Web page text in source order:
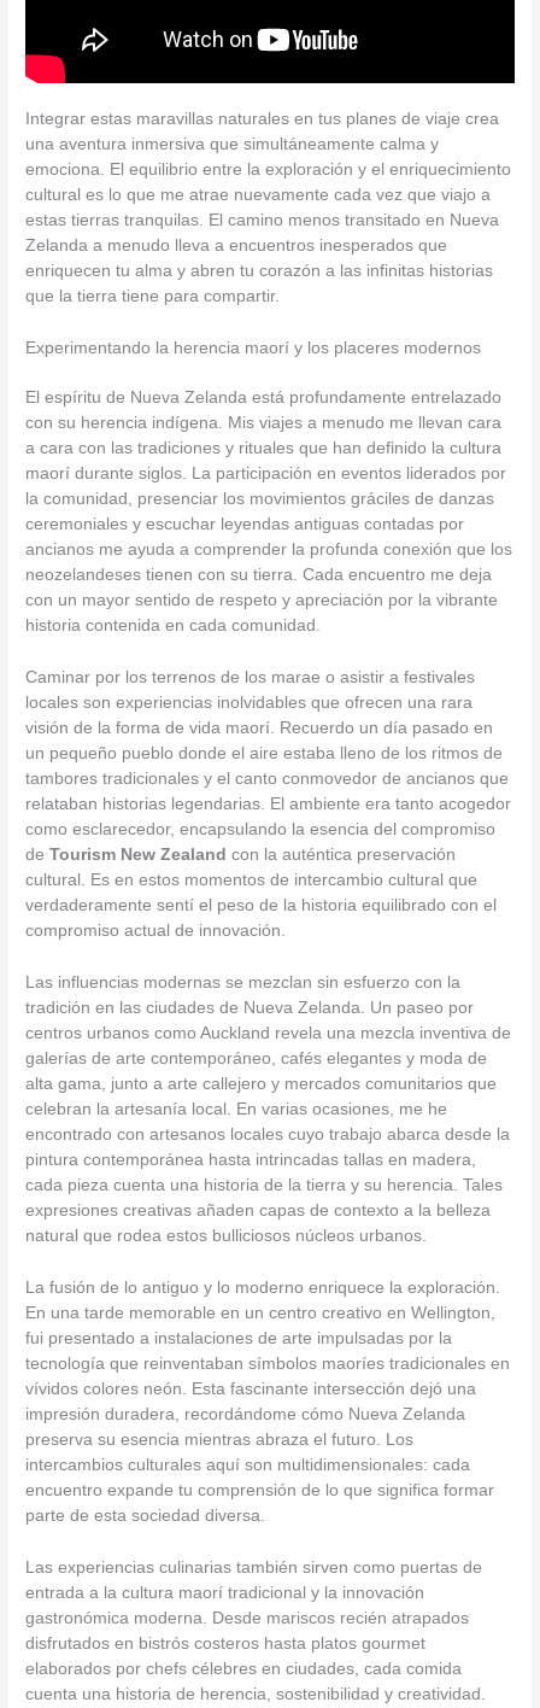
Integrar estas maravillas naturales en tus planes de viaje crea
una aventura inmersiva que simultáneamente calma y
emociona. El equilibrio entre la exploración y el enriquecimiento
cultural es lo que me atrae nuevamente cada vez que viajo a
estas tierras tranquilas. El camino menos transitado en Nueva
Zelanda a menudo lleva a encuentros inesperados que
enriquecen tu alma y abren tu corazón a las infinitas historias
que la tierra tiene para compartir.
Experimentando la herencia maorí y los placeres modernos
El espíritu de Nueva Zelanda está profundamente entrelazado
con su herencia indígena. Mis viajes a menudo me llevan cara
a cara con las tradiciones y rituales que han definido la cultura
maorí durante siglos. La participación en eventos liderados por
la comunidad, presenciar los movimientos gráciles de danzas
ceremoniales y escuchar leyendas antiguas contadas por
ancianos me ayuda a comprender la profunda conexión que los
neozelandeses tienen con su tierra. Cada encuentro me deja
con un mayor sentido de respeto y apreciación por la vibrante
historia contenida en cada comunidad.
Caminar por los terrenos de los marae o asistir a festivales
locales son experiencias inolvidables que ofrecen una rara
visión de la forma de vida maorí. Recuerdo un día pasado en
un pequeño pueblo donde el aire estaba lleno de los ritmos de
tambores tradicionales y el canto conmovedor de ancianos que
relataban historias legendarias. El ambiente era tanto acogedor
como esclarecedor, encapsulando la esencia del compromiso
deTourism New Zealand con la auténtica preservación
cultural. Es en estos momentos de intercambio cultural que
verdaderamente sentí el peso de la historia equilibrado con el
compromiso actual de innovación.
Las influencias modernas se mezclan sin esfuerzo con la
tradición en las ciudades de Nueva Zelanda. Un paseo por
centros urbanos como Auckland revela una mezcla inventiva de
galerías de arte contemporáneo, cafés elegantes y moda de
alta gama, junto a arte callejero y mercados comunitarios que
celebran la artesanía local. En varias ocasiones, me he
encontrado con artesanos locales cuyo trabajo abarca desde la
pintura contemporánea hasta intrincadas tallas en madera,
cada pieza cuenta una historia de la tierra y su herencia. Tales
expresiones creativas añaden capas de contexto a la belleza
natural que rodea estos bulliciosos núcleos urbanos.
La fusión de lo antiguo y lo moderno enriquece la exploración.
En una tarde memorable en un centro creativo en Wellington,
fui presentado a instalaciones de arte impulsadas por la
tecnología que reinventaban símbolos maoríes tradicionales en
vívidos colores neón. Esta fascinante intersección dejó una
impresión duradera, recordándome cómo Nueva Zelanda
preserva su esencia mientras abraza el futuro. Los
intercambios culturales aquí son multidimensionales: cada
encuentro expande tu comprensión de lo que significa formar
parte de esta sociedad diversa.
Las experiencias culinarias también sirven como puertas de
entrada a la cultura maorí tradicional y la innovación
gastronómica moderna. Desde mariscos recién atrapados
disfrutados en bistrós costeros hasta platos gourmet
elaborados por chefs célebres en ciudades, cada comida
cuenta una historia de herencia, sostenibilidad y creatividad.